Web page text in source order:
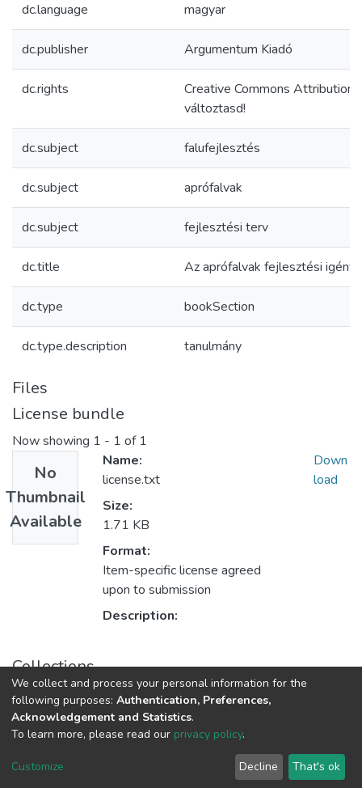
dc.language magyar
dc.publisher Argumentum Kiadó
dc.rights
Creative Commons Attribution
változtasd!
dc.subject falufejlesztés
dc.subject aprófalvak
dc.subject fejlesztési terv
dc.title Az aprófalvak fejlesztési
dc.type bookSection
dc.type.description tanulmány
Files
License bundle
Now showing 1 - 1 of 1
No
Thumbnail
Available
Name:
license.txt
Size:
1.71 KB
Format:
Item-specific license agreed
upon to submission
Description:
Down
load
Collections
Tanulmányok - magyar nyelvű (RKI)
Cookie
End User
Agreement
Send
Feedback
We collect and process your personal information for the
following purposes: Authentication, Preferences,
Acknowledgement and Statistics.
To learn more, please read our privacy policy.
Customize Decline That's ok